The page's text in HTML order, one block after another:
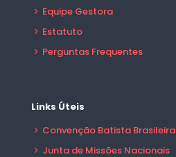
Equipe Gestora
Estatuto
Perguntas Frequentes
Links Úteis
Convenção Batista Brasileira
Junta de Missões Nacionais